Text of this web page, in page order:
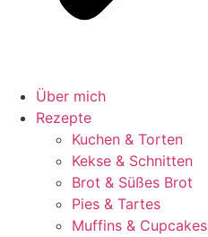
Über mich
Rezepte
Kuchen & Torten
Kekse & Schnitten
Brot & Süßes Brot
Pies & Tartes
Muffins & Cupcakes